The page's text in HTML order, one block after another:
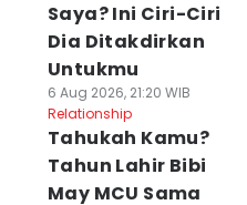
Saya? Ini Ciri-Ciri
Dia Ditakdirkan
Untukmu
6 Aug 2026, 21:20 WIB
Relationship
Tahukah Kamu?
Tahun Lahir Bibi
May MCU Sama